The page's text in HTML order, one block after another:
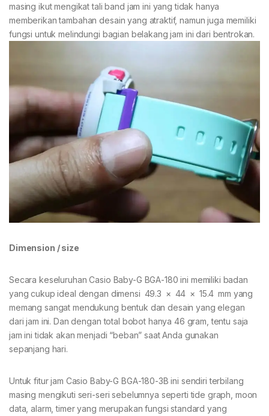
masing ikut mengikat tali band jam ini yang tidak hanya
memberikan tambahan desain yang atraktif, namun juga memiliki
fungsi untuk melindungi bagian belakang jam ini dari bentrokan.
Dimension / size
Secara keseluruhan Casio Baby-G BGA-180 ini memiliki badan
yang cukup ideal dengan dimensi 49.3 × 44 × 15.4 mm yang
memang sangat mendukung bentuk dan desain yang elegan
dari jam ini. Dan dengan total bobot hanya 46 gram, tentu saja
jam ini tidak akan menjadi “beban” saat Anda gunakan
sepanjang hari.
Untuk fitur jam Casio Baby-G BGA-180-3B ini sendiri terbilang
masing mengikuti seri-seri sebelumnya seperti tide graph, moon
data, alarm, timer yang merupakan fungsi standard yang